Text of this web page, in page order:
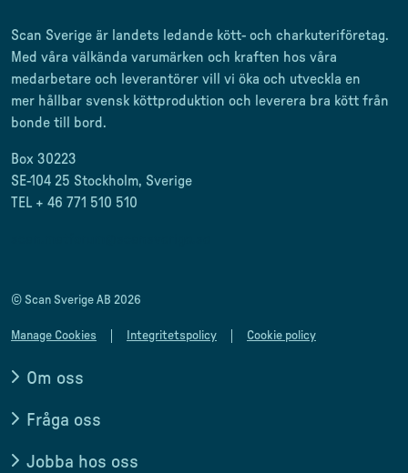
Scan Sverige är landets ledande kött- och charkuteriföretag.
Med våra välkända varumärken och kraften hos våra
medarbetare och leverantörer vill vi öka och utveckla en
mer hållbar svensk köttproduktion och leverera bra kött från
bonde till
bord.
Box 30223
SE-104 25 Stockholm, Sverige
TEL + 46 771 510 510
© Scan Sverige AB 2026
Manage Cookies Integritetspolicy Cookie policy
Om oss
Fråga oss
Jobba hos oss